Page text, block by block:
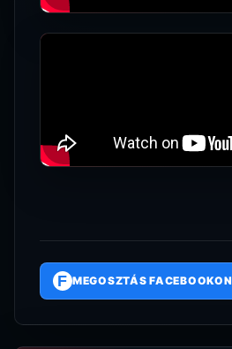
F MEGOSZTÁS FACEBOOKON